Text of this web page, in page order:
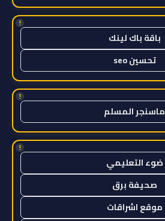
!
باقة باك لينك
تحسين seo
!
ماسنجر المسلم
!
ضوء التعليمي
صحيفة برق
موقع اشراقات